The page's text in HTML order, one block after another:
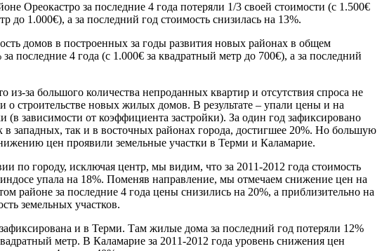
Ореокастро за последние 4 года потеряли 1/3 своей стоимости (с 1.500€
до 1.000€), а за последний год стоимость снизилась на 13%.
домов в построенных за годы развития новых районах в общем
за последние 4 года (с 1.000€ за квадратный метр до 700€), а за последний
из-за большого количества непроданных квартир и отсутствия спроса не
о строительстве новых жилых домов. В результате – упали цены и на
(в зависимости от коэффициента застройки). За один год зафиксировано
в западных, так и в восточных районах города, достигшее 20%. Но большую
цен проявили земельные участки в Терми и Каламарие.
по городу, исключая центр, мы видим, что за 2011-2012 года стоимость
упала на 18%. Поменяв направление, мы отмечаем снижение цен на
районе за последние 4 года цены снизились на 20%, а приблизительно на
земельных участков.
и в Терми. Там жилые дома за последний год потеряли 12%
метр. В Каламарие за 2011-2012 года уровень снижения цен